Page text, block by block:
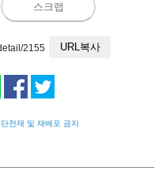
스크랩
2155 URL복사
전재 및 재배포 금지